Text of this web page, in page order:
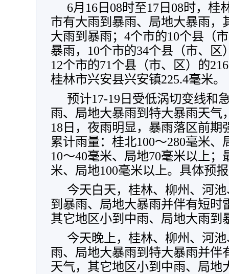
6月16日08时至17日08时，桂
市有大雨到暴雨、局地大暴雨，
大雨到暴雨；4个市的10个县（
暴雨，10个市的34个县（市、区
12个市的71个县（市、区）的
桂林市兴安县兴安镇225.4毫米。
预计17-19日受低涡切变线和
雨、局地大暴雨到特大暴雨天气
18日，夜雨明显，暴雨落区前
累计雨量：桂北100～280毫米、
10～40毫米、局地70毫米以上；
米、局地100毫米以上。具体预
今天白天，桂林、柳州、河
到暴雨、局地大暴雨并伴有短时
其它地区小到中雨、局地大雨到
今天晚上，桂林、柳州、河
雨、局地大暴雨到特大暴雨并伴
天气，其它地区小到中雨、局地